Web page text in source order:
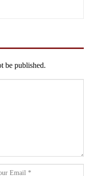
be published.